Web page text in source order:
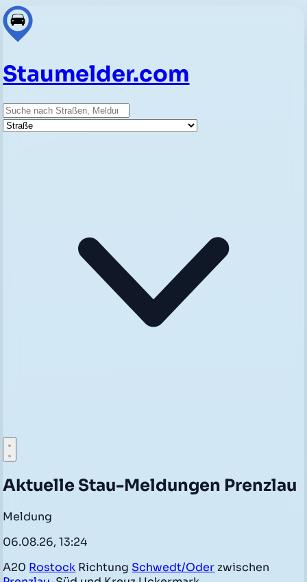
Staumelder.com
Suche
Straße
Aktuelle Stau-Meldungen Prenzlau
Meldung
06.08.26, 13:24
A20 Rostock Richtung Schwedt/Oder zwischen